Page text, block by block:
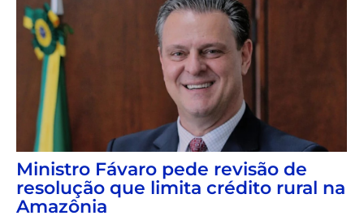
Ministro Fávaro pede revisão de
resolução que limita crédito rural na
Amazônia